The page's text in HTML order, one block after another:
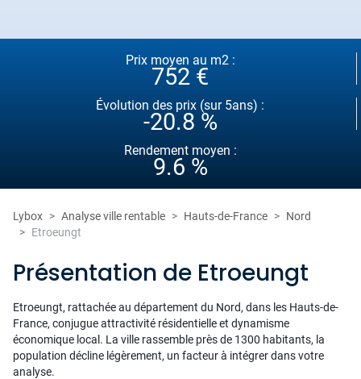
Prix moyen au m2 :
752 €
Évolution des prix (sur 5ans) :
-20.8 %
Rendement moyen :
9.6 %
Lybox Analyse ville rentable Hauts-de-France
Nord
Etroeungt
Présentation de Etroeungt
Etroeungt, rattachée au département du Nord, dans les Hauts-de-
France, conjugue attractivité résidentielle et dynamisme
économique local. La ville rassemble près de 1300 habitants, la
population décline légèrement, un facteur à intégrer dans votre
analyse.